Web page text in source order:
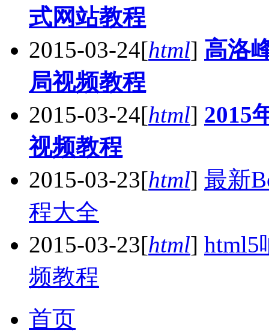
式网站教程
2015-03-24[html] 高洛
局视频教程
2015-03-24[html] 2015
视频教程
2015-03-23[html] 最新
程大全
2015-03-23[html] html5
频教程
首页